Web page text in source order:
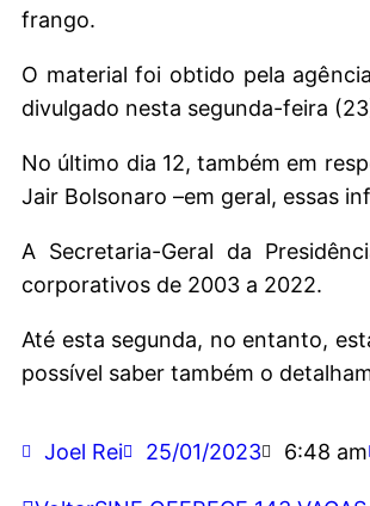
frango.
O material foi obtido pela
divulgado nesta segunda-feira
No último dia 12, também em
Jair Bolsonaro –em geral, essas
A Secretaria-Geral da
corporativos de 2003 a 2022.
Até esta segunda, no entanto,
possível saber também o
Joel Rei 25/01/2023 6:48 am